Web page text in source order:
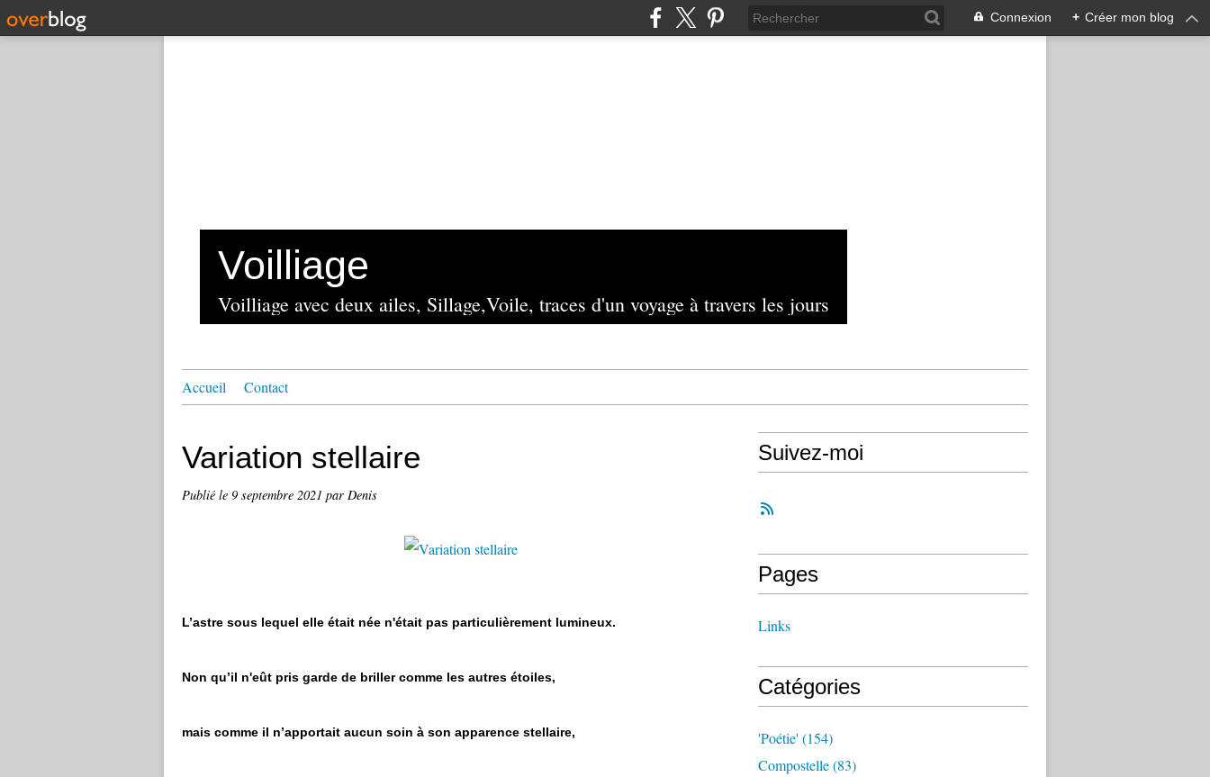
Connexion + Créer mon blog
Voilliage
Voilliage avec deux ailes, Sillage,Voile, traces d'un voyage à travers les jours
Accueil Contact
Variation stellaire
Publié le 9 septembre 2021 par Denis
L’astre sous lequel elle était née n'était pas particulièrement lumineux.
Non qu’il n'eût pris garde de briller comme les autres étoiles,
mais comme il n’apportait aucun soin à son apparence stellaire,
Suivez-moi
Pages
Links
Catégories
'poétie' (154)
Compostelle(83)